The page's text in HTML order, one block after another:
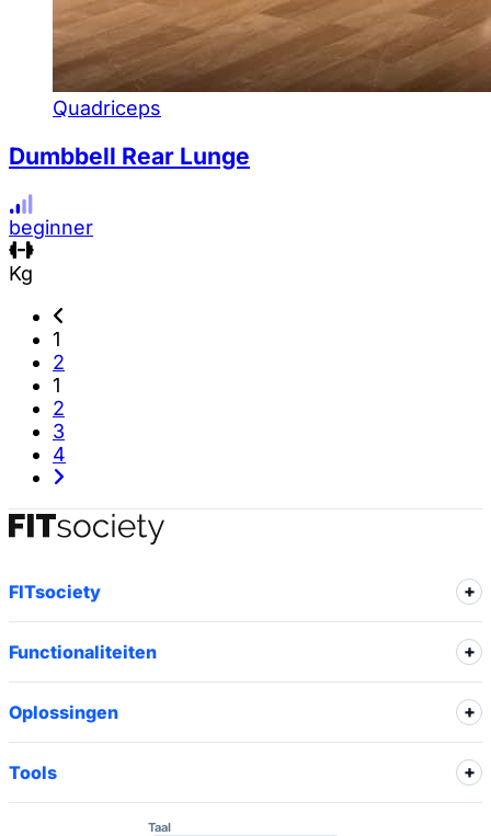
Quadriceps
Dumbbell Rear Lunge
beginner
Kg
1
2
1
2
3
4
FITsociety
Functionaliteiten
Oplossingen
Tools
Taal